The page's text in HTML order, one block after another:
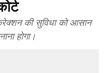
की सुविधा को आसान
होगा।